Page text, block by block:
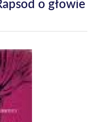
o głowie